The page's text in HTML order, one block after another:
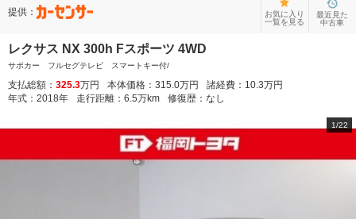
提供：
お気に入り
一覧を見る
最近見た
中古車
レクサス NX 300h Fスポーツ 4WD
サポカー フルセグテレビ スマートキー付/
支払総額： 325.3万円 本体価格： 315.0万円 諸経費： 10.3万円
年式： 2018年 走行距離： 6.5万km 修復歴： なし
1/22